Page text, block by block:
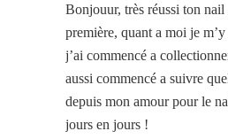
Bonjouur, très réussi ton
première, quant a moi je
j’ai commencé a
aussi commencé a suivre
depuis mon amour pour le
jours en jours !